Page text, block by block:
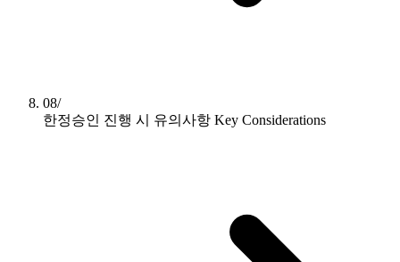
08/
한정승인 진행 시 유의사항 Key Considerations